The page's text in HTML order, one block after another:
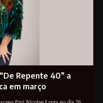
Repente 40” a
em março
Frei Nicolau Leurs no dia 26,